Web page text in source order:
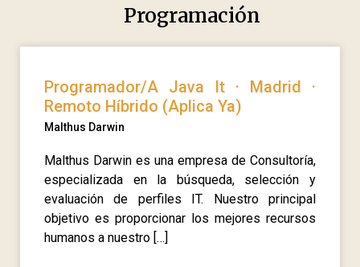
Programación
Programador/A Java It · Madrid ·
Remoto Híbrido (Aplica Ya)
Malthus Darwin
Malthus Darwin es una empresa de Consultoría,
especializada en la búsqueda, selección y
evaluación de perfiles IT. Nuestro principal
objetivo es proporcionar los mejores recursos
humanos a nuestro […]